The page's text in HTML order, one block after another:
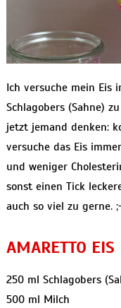
Ich versuche mein Eis
Schlagobers (Sahne)
jetzt jemand denken:
versuche das Eis
und weniger
sonst einen Tick
auch so viel zu gerne.
AMARETTO EIS
250 ml Schlagobers
500 ml Milch